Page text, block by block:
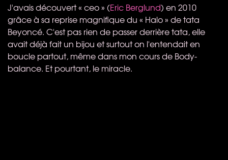
J'avais découvert « ceo » (Eric Berglund) en 2010
grâce à sa reprise magnifique du « Halo » de tata
Beyoncé. C'est pas rien de passer derrière tata, elle
avait déjà fait un bijou et surtout on l'entendait en
boucle partout, même dans mon cours de Body-
balance. Et pourtant, le miracle.